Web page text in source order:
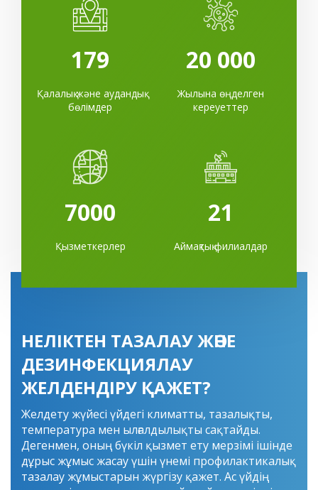
179
Қалалық және аудандық
бөлімдер
20 000
Жылына өңделген
кереуеттер
7000
Қызметкерлер
21
Аймақтық филиалдар
НЕЛІКТЕН ТАЗАЛАУ ЖӘНЕ
ДЕЗИНФЕКЦИЯЛАУ
ЖЕЛДЕНДІРУ ҚАЖЕТ?
Желдету жүйесі үйдегі климатты, тазалықты,
температура мен ылғалдылықты сақтайды.
Дегенмен, оның бүкіл қызмет ету мерзімі ішінде
дұрыс жұмыс жасау үшін үнемі профилактикалық
тазалау жұмыстарын жүргізу қажет. Ас үйдің